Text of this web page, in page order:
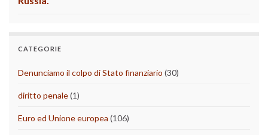
CATEGORIE
Denunciamo il colpo di Stato finanziario (30)
diritto penale(1)
Euro ed Unione europea (106)